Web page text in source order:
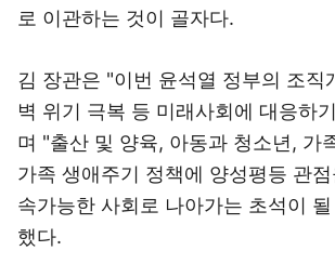
로 이관하는 것이 골자다.
김 장관은 "이번 윤석열 정부의 조직
벽 위기 극복 등 미래사회에 대응하
며 "출산 및 양육, 아동과 청소년, 가
가족 생애주기 정책에 양성평등 관
속가능한 사회로 나아가는 초석이
했다.